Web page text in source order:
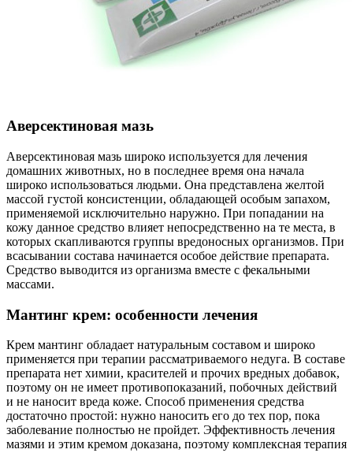
Аверсектиновая мазь
Аверсектиновая мазь широко используется для лечения
домашних животных, но в последнее время она начала
широко использоваться людьми. Она представлена желтой
массой густой консистенции, обладающей особым запахом,
применяемой исключительно наружно. При попадании на
кожу данное средство влияет непосредственно на те места, в
которых скапливаются группы вредоносных организмов. При
всасывании состава начинается особое действие препарата.
Средство выводится из организма вместе с фекальными
массами.
Мантинг крем: особенности лечения
Крем мантинг обладает натуральным составом и широко
применяется при терапии рассматриваемого недуга. В составе
препарата нет химии, красителей и прочих вредных добавок,
поэтому он не имеет противопоказаний, побочных действий
и не наносит вреда коже. Способ применения средства
достаточно простой: нужно наносить его до тех пор, пока
заболевание полностью не пройдет. Эффективность лечения
мазями и этим кремом доказана, поэтому комплексная терапия